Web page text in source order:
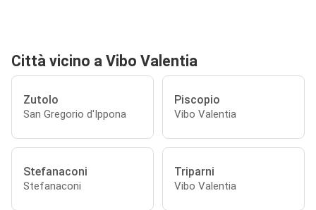
Città vicino a Vibo Valentia
Zutolo
San Gregorio d'Ippona
Piscopio
Vibo Valentia
Stefanaconi
Stefanaconi
Triparni
Vibo Valentia